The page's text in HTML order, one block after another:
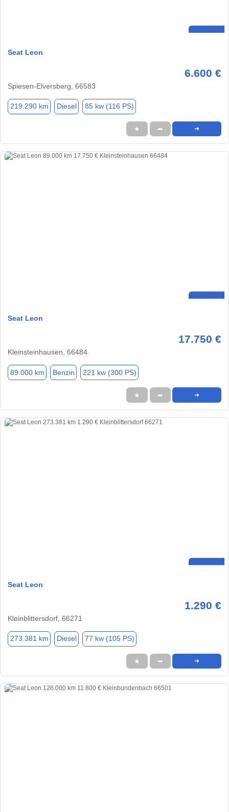
Seat Leon
6.600 €
Spiesen-Elversberg, 66583
219.290 km Diesel 85 kw (116 PS)
★ ➦ ➜
Seat Leon
17.750 €
Kleinsteinhausen, 66484
89.000 km Benzin 221 kw (300 PS)
★ ➦ ➜
Seat Leon
1.290 €
Kleinblittersdorf, 66271
273.381 km Diesel 77 kw (105 PS)
★ ➦ ➜